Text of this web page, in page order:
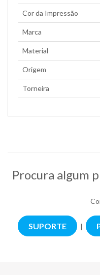
Cor da Impressão
Marca
Material
Origem
Torneira
Procura algum
SUPORTE |